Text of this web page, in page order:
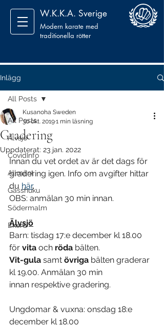
W.K.K.A. Sverige
Modern karate med
traditionella rötter
Inlägg
All Posts
Älvsjö
CovidInfo
Allmänt
Gasshuku
Södermalm
Ekerö
All Posts
Gradering
Kusanoha Sweden
30 okt. 20191 min läsning
Uppdaterat: 23 jan. 2022
Innan du vet ordet av är det dags för
gradering igen. Info om avgifter hittar
du här.
OBS: anmälan 30 min innan.
Älvsjö
Barn: tisdag 17:e december kl 18.00
för vita och röda bälten.
Vit-gula samt övriga bälten graderar
kl 19.00. Anmälan 30 min
innan respektive gradering.
Ungdomar & vuxna: onsdag 18:e
december kl 18.00